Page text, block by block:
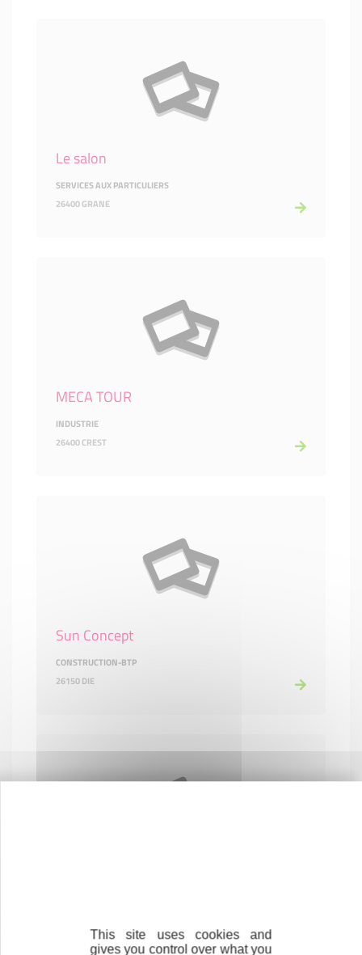
Le salon
SERVICES AUX PARTICULIERS
26400 GRANE
MECA TOUR
INDUSTRIE
26400 CREST
Sun Concept
CONSTRUCTION-BTP
26150 DIE
This site uses cookies and
gives you control over what you